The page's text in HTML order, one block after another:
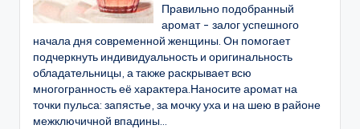
Правильно подобранный
аромат - залог успешного
начала дня современной женщины. Он помогает
подчеркнуть индивидуальность и оригинальность
обладательницы, а также раскрывает всю
многогранность её характера.Наносите аромат на
точки пульса: запястье, за мочку уха и на шею в районе
межключичной впадины...